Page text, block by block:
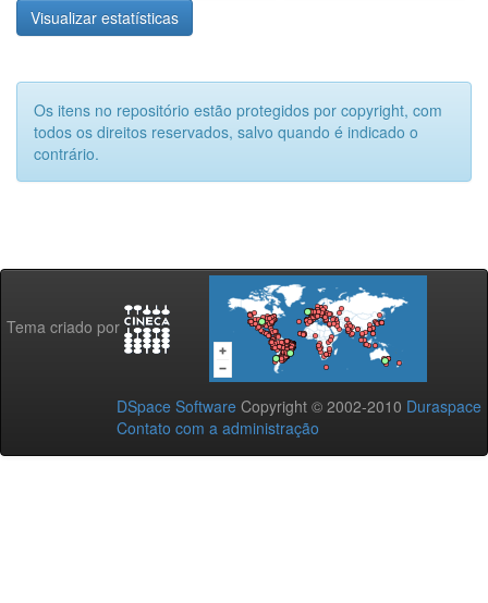
Visualizar estatísticas
Os itens no repositório estão protegidos por copyright, com
todos os direitos reservados, salvo quando é indicado o
contrário.
Tema criado por
DSpace Software Copyright © 2002-2010 Duraspace
Contato com a administração